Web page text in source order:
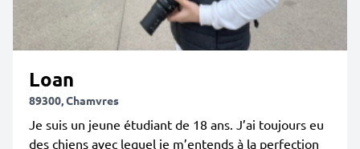
Loan
89300, Chamvres
Je suis un jeune étudiant de 18 ans. J’ai toujours eu
des chiens avec lequel je m’entends à la perfection